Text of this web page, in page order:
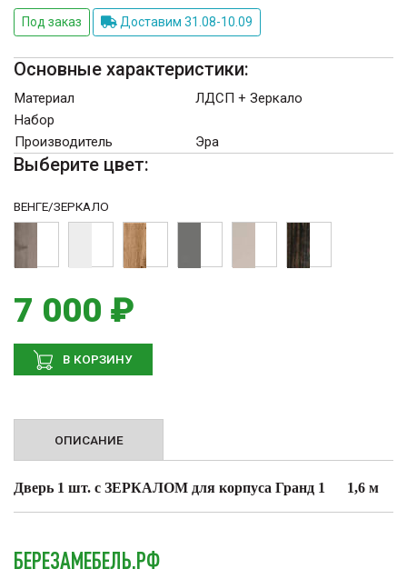
Под заказ Доставим 31.08-10.09
Основные характеристики:
Материал
ЛДСП + Зеркало
Набор
Производитель
Эра
Выберите цвет:
ВЕНГЕ/ЗЕРКАЛО
7 000 ₽
В КОРЗИНУ
ОПИСАНИЕ
Дверь 1 шт. с ЗЕРКАЛОМ для корпуса Гранд 1 1,6 м
БЕРЕЗАМЕБЕЛЬ.РФ